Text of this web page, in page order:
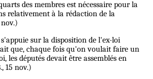
des membres est nécessaire pour la
relativement à la rédaction de la
sur la disposition de l'ex-loi
que, chaque fois qu'on voulait faire un
les députés devait être assemblés en
15 nov.)